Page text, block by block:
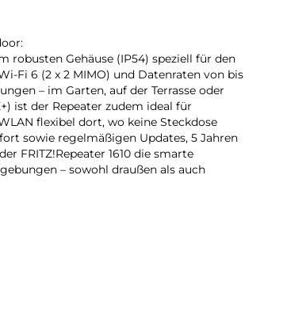
robusten Gehäuse (IP54) speziell für den
Fi 6 (2 x 2 MIMO) und Datenraten von bis
– im Garten, auf der Terrasse oder
ist der Repeater zudem ideal für
flexibel dort, wo keine Steckdose
sowie regelmäßigen Updates, 5 Jahren
FRITZ!Repeater 1610 die smarte
– sowohl draußen als auch